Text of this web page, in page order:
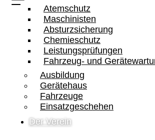
Atemschutz
Maschinisten
Absturzsicherung
Chemieschutz
Leistungsprüfungen
Fahrzeug- und
Ausbildung
Gerätehaus
Fahrzeuge
Einsatzgeschehen
Der Verein